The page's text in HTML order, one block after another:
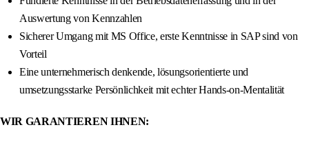
Auswertung von Kennzahlen
Sicherer Umgang mit MS Office, erste Kenntnisse in SAP sind von
Vorteil
Eine unternehmerisch denkende, lösungsorientierte und
umsetzungsstarke Persönlichkeit mit echter Hands-on-Mentalität
WIR GARANTIEREN IHNEN: